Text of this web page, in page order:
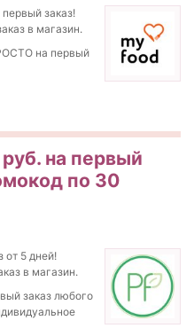
заказ!
в магазин.
на первый
на первый
по 30
от 5 дней!
в магазин.
заказ любого